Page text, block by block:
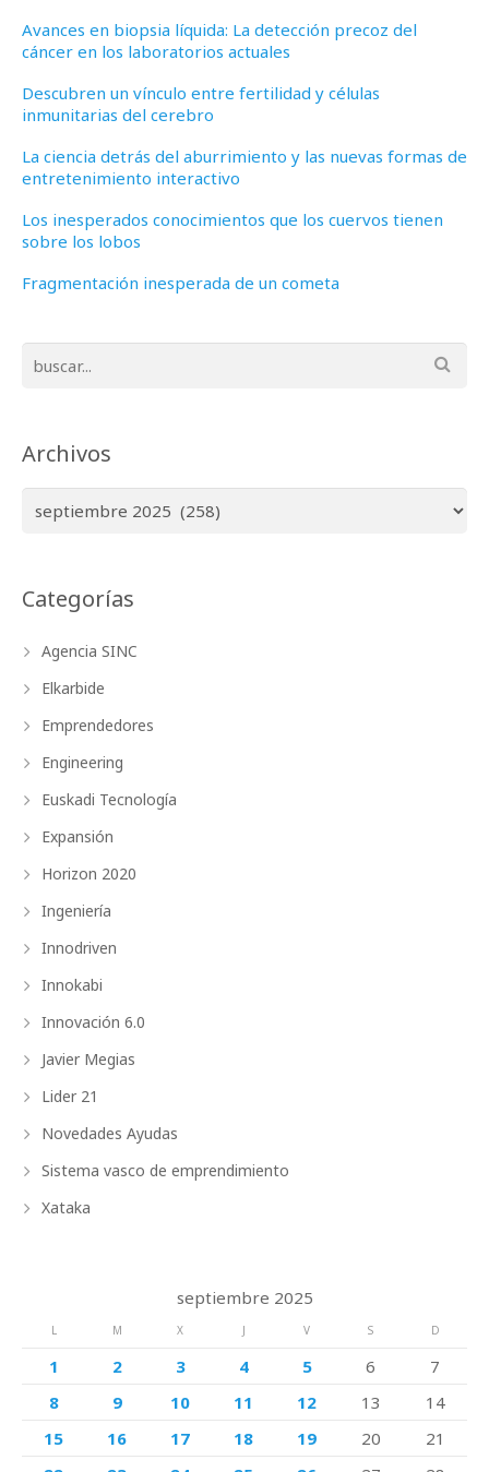
Avances en biopsia líquida: La detección precoz del
cáncer en los laboratorios actuales
Descubren un vínculo entre fertilidad y células
inmunitarias del cerebro
La ciencia detrás del aburrimiento y las nuevas formas de
entretenimiento interactivo
Los inesperados conocimientos que los cuervos tienen
sobre los lobos
Fragmentación inesperada de un cometa
Archivos
Categorías
Agencia SINC
Elkarbide
Emprendedores
Engineering
Euskadi Tecnología
Expansión
Horizon 2020
Ingeniería
Innodriven
Innokabi
Innovación 6.0
Javier Megias
Lider 21
Novedades Ayudas
Sistema vasco de emprendimiento
Xataka
septiembre 2025
L M X J V S D
1 2 3 4 5 6
7
8
9 10 11 12 13
14
15
16 17 18 19 20
21